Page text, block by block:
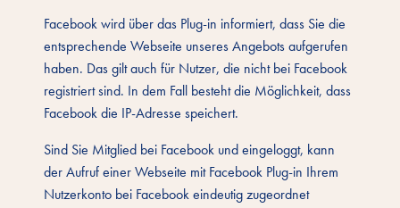
Facebook wird über das Plug-in informiert, dass Sie die
entsprechende Webseite unseres Angebots aufgerufen
haben. Das gilt auch für Nutzer, die nicht bei Facebook
registriert sind. In dem Fall besteht die Möglichkeit, dass
Facebook die IP-Adresse speichert.
Sind Sie Mitglied bei Facebook und eingeloggt, kann
der Aufruf einer Webseite mit Facebook Plug-in Ihrem
Nutzerkonto bei Facebook eindeutig zugeordnet